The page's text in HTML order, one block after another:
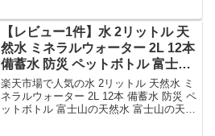
ポイント還元まとめ
とめ買い 甲斐のやさしい水 2L *を徹底解
説。子育ての店 ベビー・キッズから980
円で販売中（送料込み・ポイント1倍）。
実ユーザーレビュー0件・平均評価0の商
品情報・購入方法まとめ。
【レビュー1件】水 2リットル 天
然水 ミネラルウォーター 2L 12本
備蓄水 防災 ペットボトル 富士山
の天然水 富士山の天然水 富士山
の天然水 2L 富士山 水 12本ケー
ス 自然 みず ウォーター アイリス
楽天市場で人気の水 2リットル 天然水 ミ
ネラルウォーター 2L 12本 備蓄水 防災 ペ
ットボトル 富士山の天然水 富士山の天然